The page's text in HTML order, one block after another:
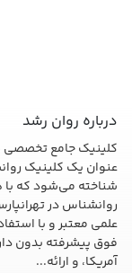
درباره روان رشد
کلینیک جامع تخصصی
عنوان یک کلینیک
شناخته می‌شود که
روانشناس در
علمی معتبر و با
فوق پیشرفته بدون
آمریکا، و ارائه...